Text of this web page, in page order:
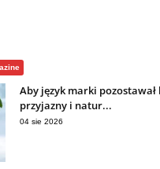
Aby język marki pozostawał
przyjazny i natur...
04 sie 2026